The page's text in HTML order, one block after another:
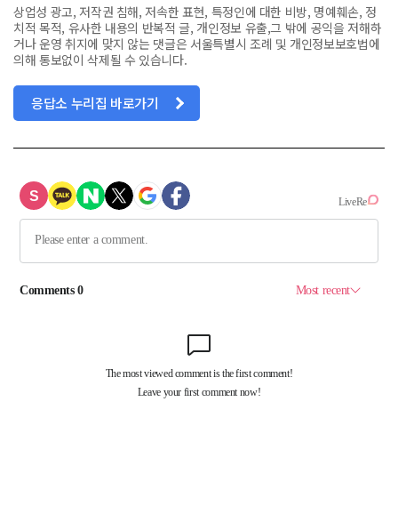
상업성 광고, 저작권 침해, 저속한 표현, 특정인에 대한 비방, 명예훼손, 정
치적 목적, 유사한 내용의 반복적 글, 개인정보 유출,그 밖에 공익을 저해하
거나 운영 취지에 맞지 않는 댓글은 서울특별시 조례 및 개인정보보호법에
의해 통보없이 삭제될 수 있습니다.
응답소 누리집 바로가기